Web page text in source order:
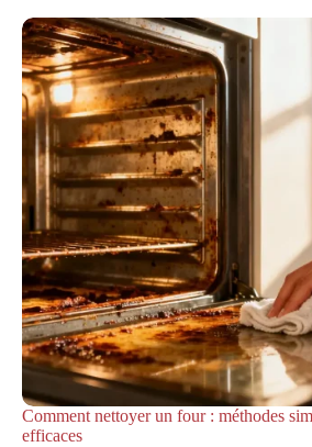
Comment nettoyer un four : méthodes
efficaces